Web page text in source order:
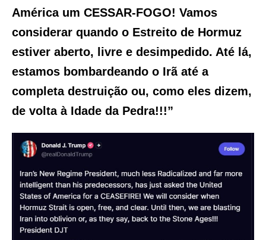
América um CESSAR-FOGO! Vamos
considerar quando o Estreito de Hormuz
estiver aberto, livre e desimpedido. Até lá,
estamos bombardeando o Irã até a
completa destruição ou, como eles dizem,
de volta à Idade da Pedra!!!”